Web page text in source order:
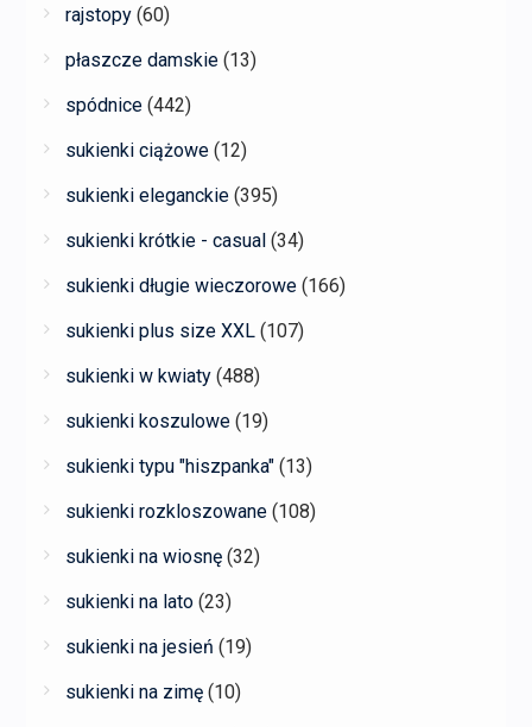
rajstopy (60)
płaszcze damskie (13)
spódnice (442)
sukienki ciążowe (12)
sukienki eleganckie (395)
sukienki krótkie - casual (34)
sukienki długie wieczorowe (166)
sukienki plus size XXL (107)
sukienki w kwiaty (488)
sukienki koszulowe (19)
sukienki typu "hiszpanka" (13)
sukienki rozkloszowane (108)
sukienki na wiosnę (32)
sukienki na lato (23)
sukienki na jesień (19)
sukienki na zimę (10)